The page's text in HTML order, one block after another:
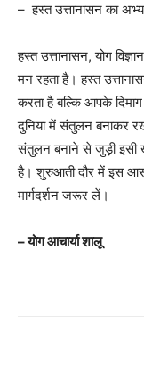
– हस्त उत्तानासन का
हस्त उत्तानासन, योग
मन रहता है। हस्त
करता है बल्कि आपके
दुनिया में संतुलन बनाकर
संतुलन बनाने से जुड़ी इसी
है। शुरुआती दौर में इस
मार्गदर्शन जरूर लें।
– योग आचार्या शालू